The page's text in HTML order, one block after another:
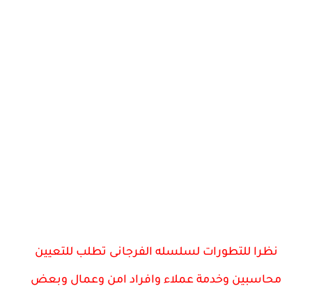
نظرا للتطورات لسلسله الفرجانى تطلب للتعيين
محاسبين وخدمة عملاء وافراد امن وعمال وبعض